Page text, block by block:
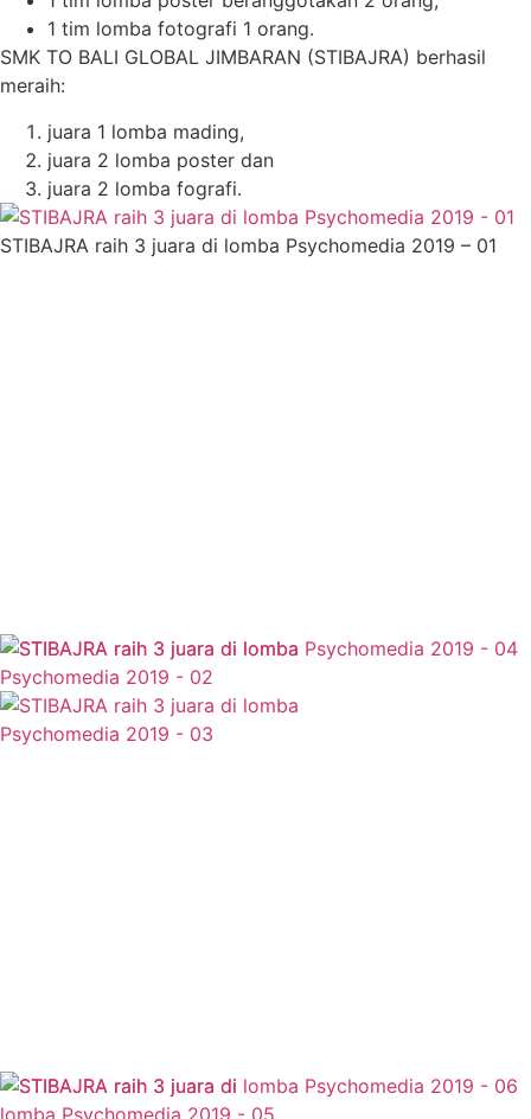
1 tim lomba fotografi 1 orang.
SMK TO BALI GLOBAL JIMBARAN (STIBAJRA) berhasil
meraih:
juara 1 lomba mading,
juara 2 lomba poster dan
juara 2 lomba fografi.
STIBAJRA raih 3 juara di lomba Psychomedia 2019 – 01